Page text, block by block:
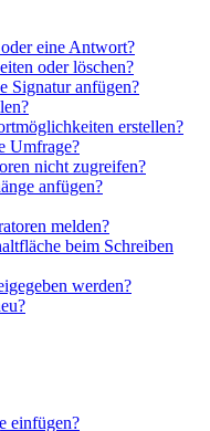
eine Antwort?
oder löschen?
Signatur anfügen?
erstellen?
Umfrage?
nicht zugreifen?
anfügen?
melden?
beim Schreiben
werden?
einfügen?